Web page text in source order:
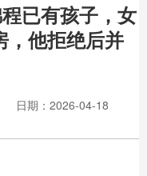
已有孩子，女
，他拒绝后并
日期：2026-04-18